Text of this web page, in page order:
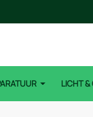
LICHT &